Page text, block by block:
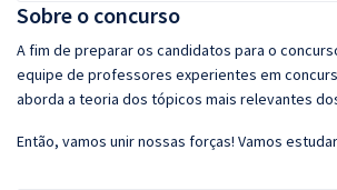
Sobre o concurso
A fim de preparar os candidatos para o
equipe de professores experientes em
aborda a teoria dos tópicos mais relevantes
Então, vamos unir nossas forças! Vamos